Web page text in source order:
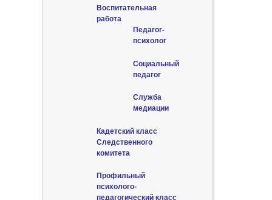
Воспитательная
работа
Педагог-
психолог
Социальный
педагог
Служба
медиации
Кадетский класс
Следственного
комитета
Профильный
психолого-
педагогический класс